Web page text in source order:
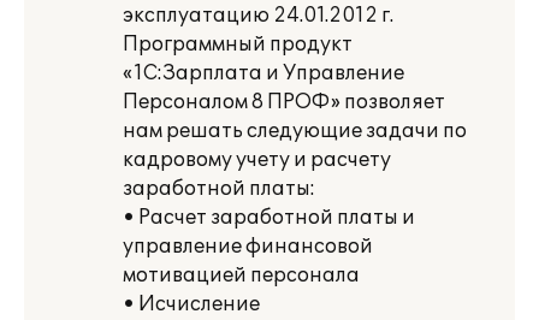
эксплуатацию 24.01.2012 г.
Программный продукт
«1С:Зарплата и Управление
Персоналом 8 ПРОФ» позволяет
нам решать следующие задачи по
кадровому учету и расчету
заработной платы:
• Расчет заработной платы и
управление финансовой
мотивацией персонала
• Исчисление